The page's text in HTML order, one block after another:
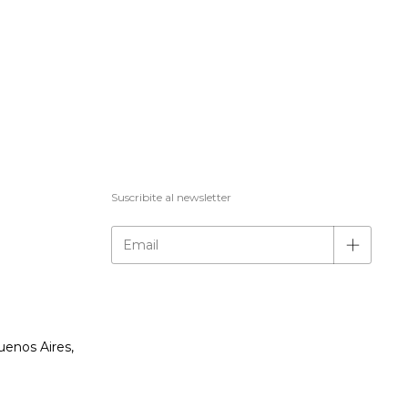
Aires,
Suscribite al newsletter